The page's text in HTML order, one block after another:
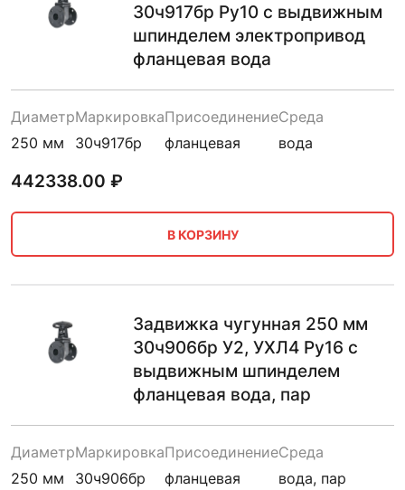
30ч917бр Ру10 с выдвижным
шпинделем электропривод
фланцевая вода
Диаметр
250 мм
Маркировка
30ч917бр
Присоединение
фланцевая
Среда
вода
442338.00 ₽
В КОРЗИНУ
Задвижка чугунная 250 мм
30ч906бр У2, УХЛ4 Ру16 с
выдвижным шпинделем
фланцевая вода, пар
Диаметр
250 мм
Маркировка
30ч906бр
Присоединение
фланцевая
Среда
вода, пар